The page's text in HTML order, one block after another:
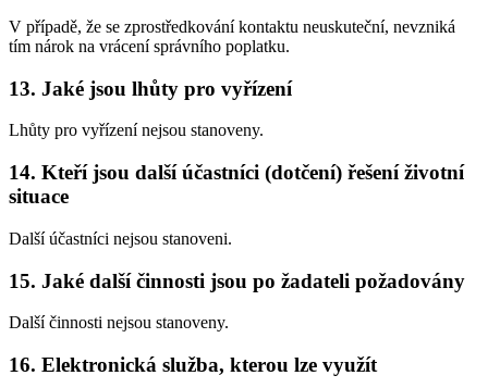
V případě, že se zprostředkování kontaktu neuskuteční, nevzniká
tím nárok na vrácení správního poplatku.
13. Jaké jsou lhůty pro vyřízení
Lhůty pro vyřízení nejsou stanoveny.
14. Kteří jsou další účastníci (dotčení) řešení životní
situace
Další účastníci nejsou stanoveni.
15. Jaké další činnosti jsou po žadateli požadovány
Další činnosti nejsou stanoveny.
16. Elektronická služba, kterou lze využít